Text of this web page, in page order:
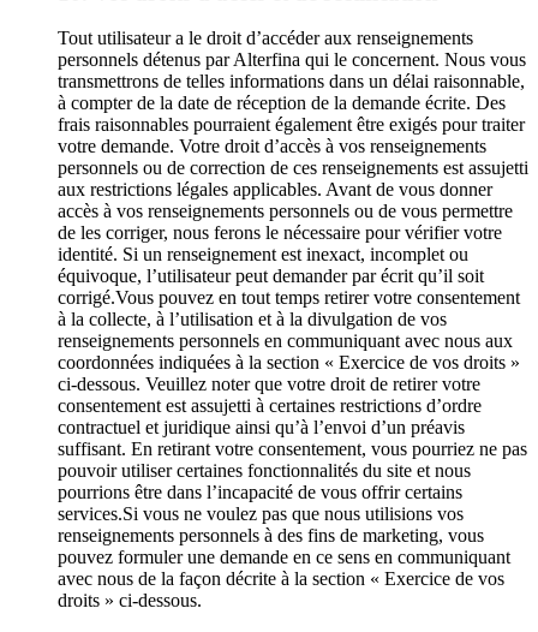
Tout utilisateur a le droit d’accéder aux renseignements
personnels détenus par Alterfina qui le concernent. Nous vous
transmettrons de telles informations dans un délai raisonnable,
à compter de la date de réception de la demande écrite. Des
frais raisonnables pourraient également être exigés pour traiter
votre demande. Votre droit d’accès à vos renseignements
personnels ou de correction de ces renseignements est assujetti
aux restrictions légales applicables. Avant de vous donner
accès à vos renseignements personnels ou de vous permettre
de les corriger, nous ferons le nécessaire pour vérifier votre
identité. Si un renseignement est inexact, incomplet ou
équivoque, l’utilisateur peut demander par écrit qu’il soit
corrigé.Vous pouvez en tout temps retirer votre consentement
à la collecte, à l’utilisation et à la divulgation de vos
renseignements personnels en communiquant avec nous aux
coordonnées indiquées à la section « Exercice de vos droits »
ci-dessous. Veuillez noter que votre droit de retirer votre
consentement est assujetti à certaines restrictions d’ordre
contractuel et juridique ainsi qu’à l’envoi d’un préavis
suffisant. En retirant votre consentement, vous pourriez ne pas
pouvoir utiliser certaines fonctionnalités du site et nous
pourrions être dans l’incapacité de vous offrir certains
services.Si vous ne voulez pas que nous utilisions vos
renseignements personnels à des fins de marketing, vous
pouvez formuler une demande en ce sens en communiquant
avec nous de la façon décrite à la section « Exercice de vos
droits » ci-dessous.